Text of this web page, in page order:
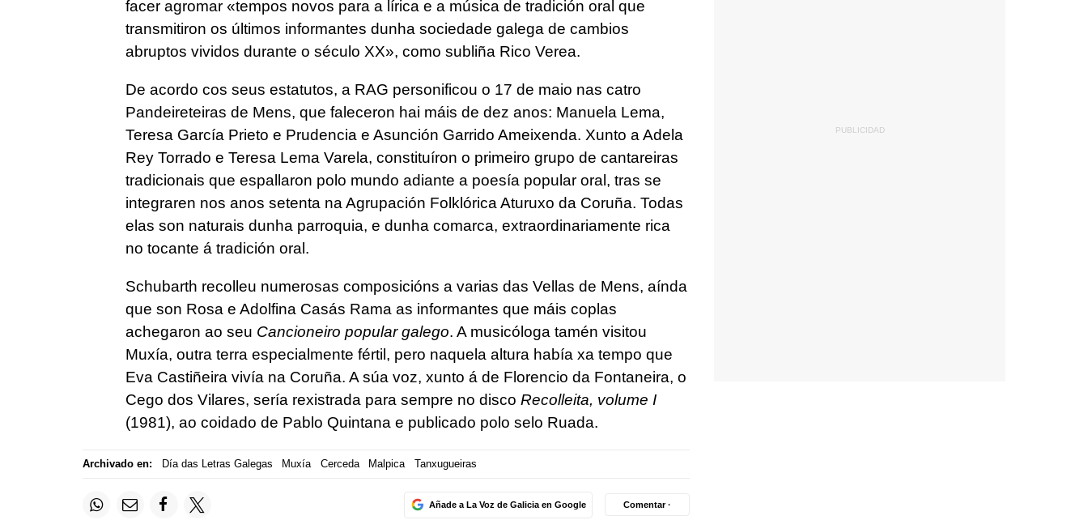
facer agromar «tempos novos para a lírica e a música de tradición oral que
transmitiron os últimos informantes dunha sociedade galega de cambios
abruptos vividos durante o século XX», como subliña Rico Verea.
De acordo cos seus estatutos, a RAG personificou o 17 de maio nas catro
Pandeireteiras de Mens, que faleceron hai máis de dez anos: Manuela Lema,
Teresa García Prieto e Prudencia e Asunción Garrido Ameixenda. Xunto a Adela
Rey Torrado e Teresa Lema Varela, constituíron o primeiro grupo de cantareiras
tradicionais que espallaron polo mundo adiante a poesía popular oral, tras se
integraren nos anos setenta na Agrupación Folklórica Aturuxo da Coruña. Todas
elas son naturais dunha parroquia, e dunha comarca, extraordinariamente rica
no tocante á tradición oral.
Schubarth recolleu numerosas composicións a varias das Vellas de Mens, aínda
que son Rosa e Adolfina Casás Rama as informantes que máis coplas
achegaron ao seu Cancioneiro popular galego. A musicóloga tamén visitou
Muxía, outra terra especialmente fértil, pero naquela altura había xa tempo que
Eva Castiñeira vivía na Coruña. A súa voz, xunto á de Florencio da Fontaneira, o
Cego dos Vilares, sería rexistrada para sempre no disco Recolleita, volume I
(1981), ao coidado de Pablo Quintana e publicado polo selo Ruada.
Archivado en: Día das Letras Galegas Muxía Cerceda Malpica Tanxugueiras
Añade a La Voz de Galicia en Google Comentar ·